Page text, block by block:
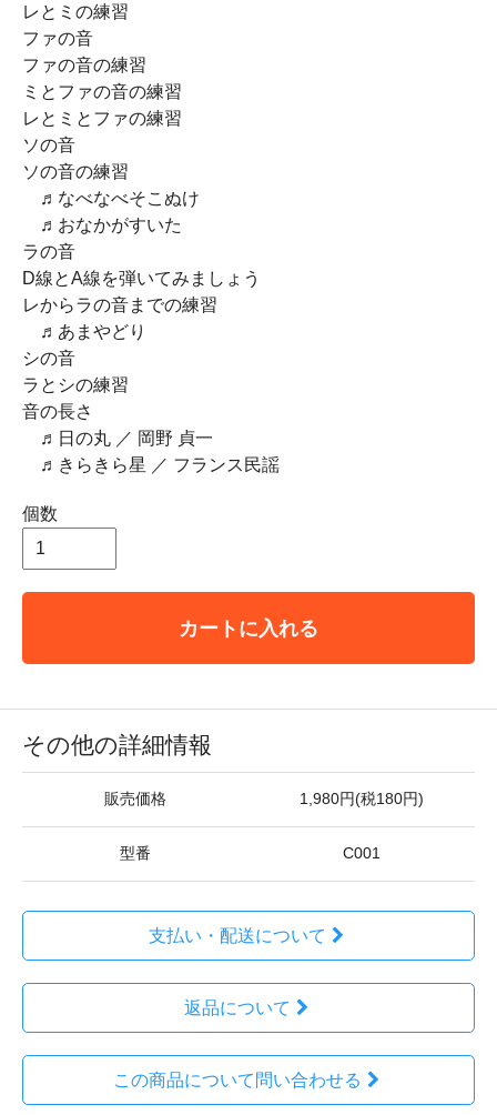
レとミの練習
ファの音
ファの音の練習
ミとファの音の練習
レとミとファの練習
ソの音
ソの音の練習
♬なべなべそこぬけ
♬おなかがすいた
ラの音
D線とA線を弾いてみましょう
レからラの音までの練習
♬あまやどり
シの音
ラとシの練習
音の長さ
♬日の丸 ／ 岡野 貞一
♬きらきら星 ／ フランス民謡
個数
カートに入れる
その他の詳細情報
販売価格 1,980円(税180円)
型番 C001
支払い・配送について
返品について
この商品について問い合わせる